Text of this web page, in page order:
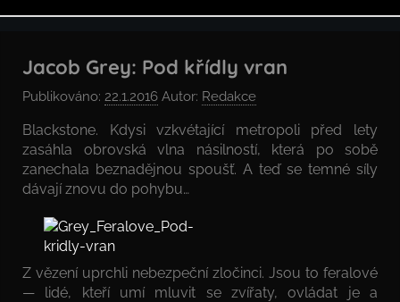
Jacob Grey: Pod křídly vran
Publikováno: 22.1.2016 Autor: Redakce
Blackstone. Kdysi vzkvétající metropoli před lety
zasáhla obrovská vlna násilností, která po sobě
zanechala beznadějnou spoušť. A teď se temné síly
dávají znovu do pohybu…
Z vězení uprchli nebezpeční zločinci. Jsou to feralové
— lidé, kteří umí mluvit se zvířaty, ovládat je a